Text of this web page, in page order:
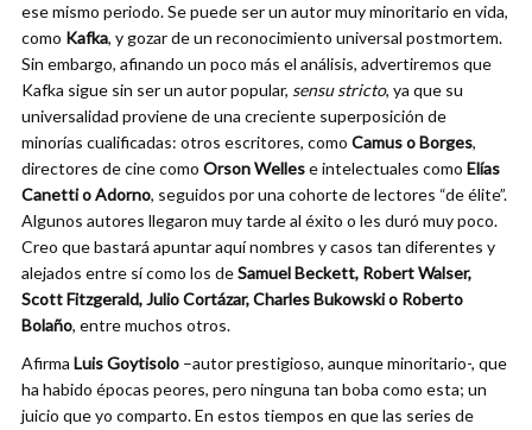
ese mismo periodo. Se puede ser un autor muy minoritario en vida,
como Kafka, y gozar de un reconocimiento universal postmortem.
Sin embargo, afinando un poco más el análisis, advertiremos que
Kafka sigue sin ser un autor popular, sensu stricto, ya que su
universalidad proviene de una creciente superposición de
minorías cualificadas: otros escritores, como Camus o Borges,
directores de cine como Orson Wellese intelectuales como Elías
Canetti o Adorno, seguidos por una cohorte de lectores “de élite”.
Algunos autores llegaron muy tarde al éxito o les duró muy poco.
Creo que bastará apuntar aquí nombres y casos tan diferentes y
alejados entre sí como los deSamuel Beckett, Robert Walser,
Scott Fitzgerald, Julio Cortázar, Charles Bukowski o Roberto
Bolaño, entre muchos otros.
Afirma Luis Goytisolo –autor prestigioso, aunque minoritario-, que
ha habido épocas peores, pero ninguna tan boba como esta; un
juicio que yo comparto. En estos tiempos en que las series de